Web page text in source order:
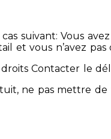
suivant: Vous
et vous n’avez pas
Contacter le
ne pas mettre de